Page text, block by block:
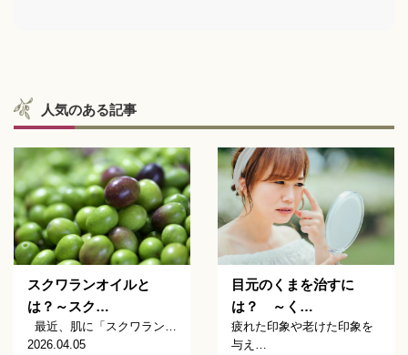
人気のある記事
スクワランオイルと
は？～スク…
最近、肌に「スクワラン…
2026.04.05
目元のくまを治すに
は？ ～く…
疲れた印象や老けた印象を
与え…